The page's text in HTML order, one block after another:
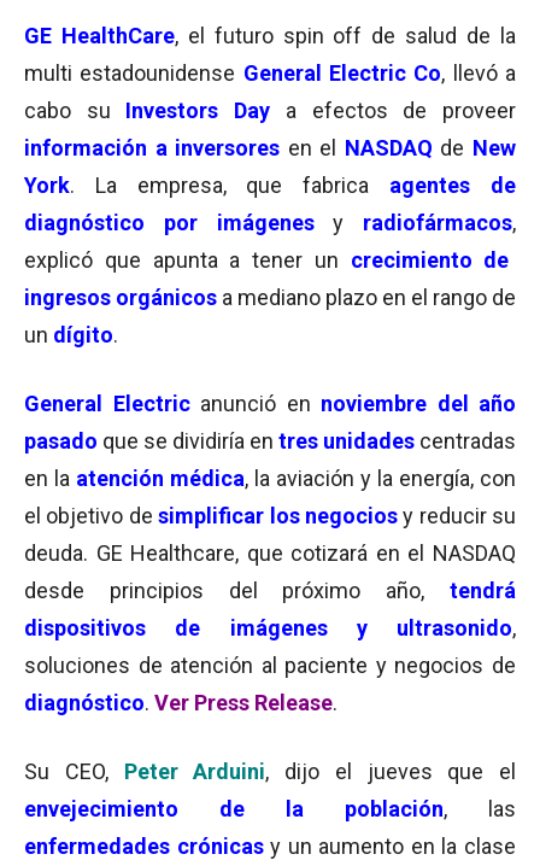
GE HealthCare, el futuro spin off de salud de la
multi estadounidense General Electric Co, llevó a
cabo su Investors Day a efectos de proveer
información a inversores en el NASDAQ de New
York. La empresa, que fabrica agentes de
diagnóstico por imágenesy radiofármacos,
explicó que apunta a tener un crecimiento de
ingresos orgánicos a mediano plazo en el rango de
un dígito.
General Electricanunció en noviembre del año
pasado que se dividiría en tres unidades centradas
en la atención médica, la aviación y la energía, con
el objetivo desimplificar los negociosy reducir su
deuda. GE Healthcare, que cotizará en el NASDAQ
desde principios del próximo año, tendrá
dispositivos de imágenes y ultrasonido,
soluciones de atención al paciente y negocios de
diagnóstico. Ver Press Release.
Su CEO, Peter Arduini, dijo el jueves que el
envejecimiento de la población, las
enfermedades crónicas y un aumento en la clase